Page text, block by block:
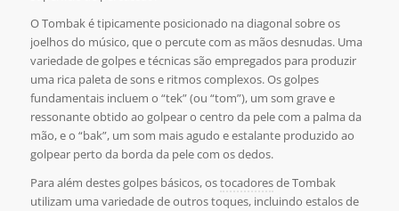
O Tombak é tipicamente posicionado na diagonal sobre os
joelhos do músico, que o percute com as mãos desnudas. Uma
variedade de golpes e técnicas são empregados para produzir
uma rica paleta de sons e ritmos complexos. Os golpes
fundamentais incluem o “tek” (ou “tom”), um som grave e
ressonante obtido ao golpear o centro da pele com a palma da
mão, e o “bak”, um som mais agudo e estalante produzido ao
golpear perto da borda da pele com os dedos.
Para além destes golpes básicos, ostocadoresde Tombak
utilizam uma variedade de outros toques, incluindo estalos de